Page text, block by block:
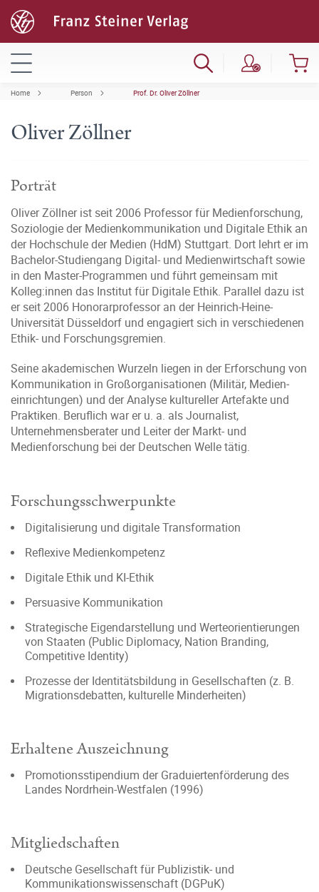
Home Person Prof. Dr. Oliver Zöllner
Oliver Zöllner
Porträt
Oliver Zöllner ist seit 2006 Professor für Medienforschung,
Soziologie der Medienkommunikation und Digitale Ethik an
der Hochschule der Medien (HdM) Stuttgart. Dort lehrt er im
Bachelor-Studiengang Digital- und Medienwirtschaft sowie
in den Master-Programmen und führt gemeinsam mit
Kolleg:innen das Institut für Digitale Ethik. Parallel dazu ist
er seit 2006 Honorarprofessor an der Heinrich-Heine-
Universität Düsseldorf und engagiert sich in verschiedenen
Ethik- und Forschungs­gremien.
Seine akademischen Wurzeln liegen in der Erforschung von
Kommunikation in Großorganisationen (Militär, Medien­
einrichtungen) und der Analyse kultureller Artefakte und
Praktiken. Beruflich war er u. a. als Journalist,
Unternehmensberater und Leiter der Markt- und
Medienforschung bei der Deutschen Welle tätig.
Forschungsschwerpunkte
Digitalisierung und digitale Transformation
Reflexive Medienkompetenz
Digitale Ethik und KI-Ethik
Persuasive Kommunikation
Strategische Eigen­darstellung und Werte­orientierungen
von Staaten (Public Diplomacy, Nation Branding,
Competitive Identity)
Prozesse der Identitätsbildung in Gesellschaften (z. B.
Migrationsdebatten, kulturelle Minderheiten)
Erhaltene Auszeichnung
Promotionsstipendium der Graduiertenförderung des
Landes Nordrhein-Westfalen (1996)
Mitgliedschaften
Deutsche Gesellschaft für Publizistik- und
Kommunikationswissenschaft (DGPuK)